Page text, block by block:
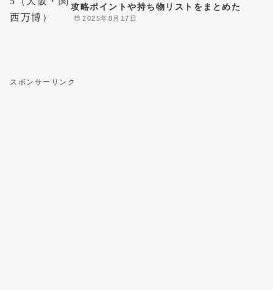
2025年8月17日
攻略ポイントや持ち物リストをまとめた
スポンサーリンク